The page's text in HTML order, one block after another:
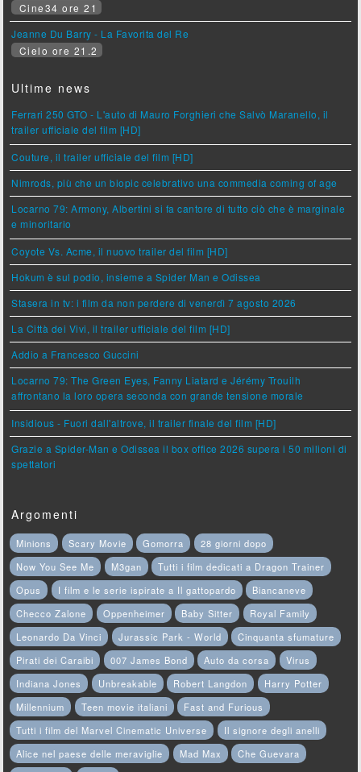
Cine34 ore 21
Jeanne Du Barry - La Favorita del Re
Cielo ore 21.2
Ultime news
Ferrari 250 GTO - L'auto di Mauro Forghieri che Salvò Maranello, il
trailer ufficiale del film [HD]
Couture, il trailer ufficiale del film [HD]
Nimrods, più che un biopic celebrativo una commedia coming of age
Locarno 79: Armony, Albertini si fa cantore di tutto ciò che è marginale
e minoritario
Coyote Vs. Acme, il nuovo trailer del film [HD]
Hokum è sul podio, insieme a Spider Man e Odissea
Stasera in tv: i film da non perdere di venerdì 7 agosto 2026
La Città dei Vivi, il trailer ufficiale del film [HD]
Addio a Francesco Guccini
Locarno 79: The Green Eyes, Fanny Liatard e Jérémy Trouilh
affrontano la loro opera seconda con grande tensione morale
Insidious - Fuori dall'altrove, il trailer finale del film [HD]
Grazie a Spider-Man e Odissea il box office 2026 supera i 50 milioni di
spettatori
Argomenti
Minions Scary Movie Gomorra
28 giorni dopo
Now You See Me
M3gan
Tutti i film dedicati a Dragon Trainer
Opus
I film e le serie ispirate a Il gattopardo
Biancaneve
Checco Zalone
Oppenheimer Baby Sitter
Royal Family
Leonardo Da Vinci
Jurassic Park - World
Cinquanta sfumature
Pirati dei Caraibi
007 James Bond Auto da corsa
Virus
Indiana Jones
Unbreakable Robert Langdon
Harry Potter
Millennium
Teen movie italiani
Fast and Furious
Tutti i film del Marvel Cinematic Universe
Il signore degli anelli
Alice nel paese delle meraviglie
Mad Max
Che Guevara